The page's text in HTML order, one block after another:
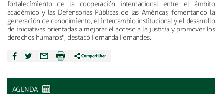
fortalecimiento de la cooperación internacional entre el ámbito
académico y las Defensorías Públicas de las Américas, fomentando la
generación de conocimiento, el intercambio institucional y el desarrollo
de iniciativas orientadas a mejorar el acceso a la justicia y promover los
derechos humanos", destacó Fernanda Fernandes.
AGENDA